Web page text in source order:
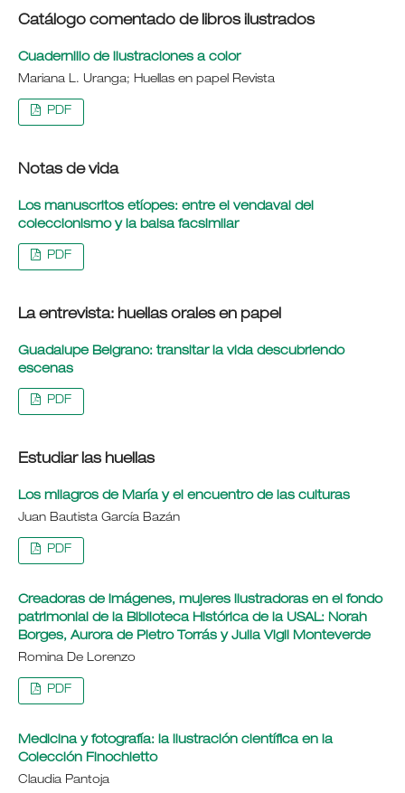
Catálogo comentado de libros ilustrados
Cuadernillo de ilustraciones a color
Mariana L. Uranga; Huellas en papel Revista
PDF
Notas de vida
Los manuscritos etíopes: entre el vendaval del
coleccionismo y la balsa facsimilar
PDF
La entrevista: huellas orales en papel
Guadalupe Belgrano: transitar la vida descubriendo
escenas
PDF
Estudiar las huellas
Los milagros de María y el encuentro de las culturas
Juan Bautista García Bazán
PDF
Creadoras de imágenes, mujeres ilustradoras en el fondo
patrimonial de la Biblioteca Histórica de la USAL: Norah
Borges, Aurora de Pietro Torrás y Julia Vigil Monteverde
Romina De Lorenzo
PDF
Medicina y fotografía: la ilustración científica en la
Colección Finochietto
Claudia Pantoja